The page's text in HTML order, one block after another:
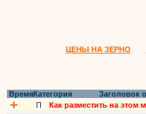
ЦЕНЫ НА ЗЕРНО
ВремяКатегория Заголовок
П
Как разместить на этом